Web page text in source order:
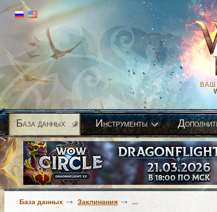
ВАШ
База данных Инструменты Д
База данных Заклинания ...